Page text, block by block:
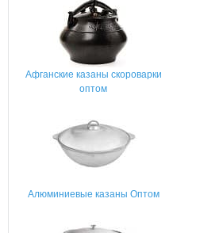
Афганские казаны скороварки
оптом
Алюминиевые казаны Оптом